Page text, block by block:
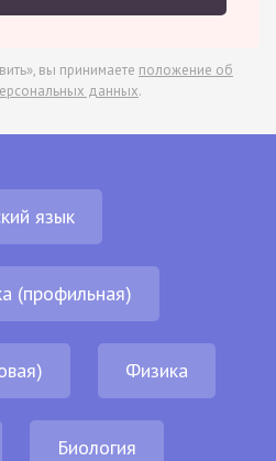
вы принимаете положение об
данных.
язык
(профильная)
Физика
Биология